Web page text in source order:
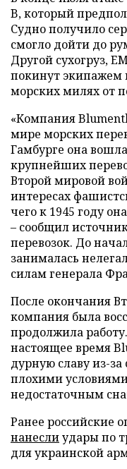
B, который
Судно получило
смогло дойти до
Другой сухогруз,
покинут экипажем
морских милях от
«Компания
мире морских
Гамбурге она
крупнейших
Второй мировой
интересах
чего к 1945 году
– сообщил
перевозок. До
занималась
силам генерала
После окончания
компания была
продолжила
настоящее время
дурную славу из-за
плохими
недостаточным
Ранее российские
нанеслиудары по
для украинской